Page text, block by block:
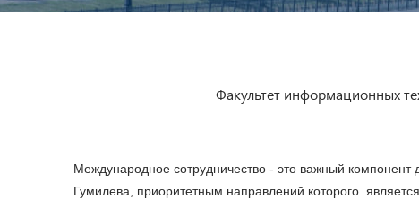
Факультет информационных
Международное сотрудничество - это важный компонент
Гумилева, приоритетным направлений которого